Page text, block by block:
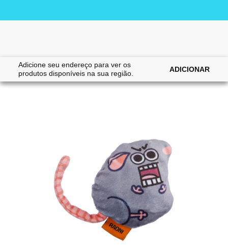
Adicione seu endereço para ver os
produtos disponíveis na sua região.
ADICIONAR
Home|Gatos|Brinquedos